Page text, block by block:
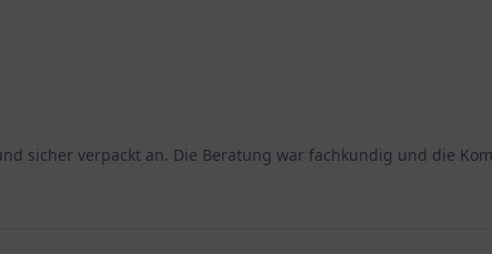
sicher verpackt an. Die Beratung war fachkundig und die